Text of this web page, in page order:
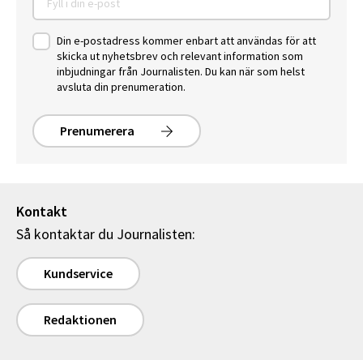
Din e-postadress kommer enbart att användas för att
skicka ut nyhetsbrev och relevant information som
inbjudningar från Journalisten. Du kan när som helst
avsluta din prenumeration.
Prenumerera
Kontakt
Så kontaktar du Journalisten:
Kundservice
Redaktionen